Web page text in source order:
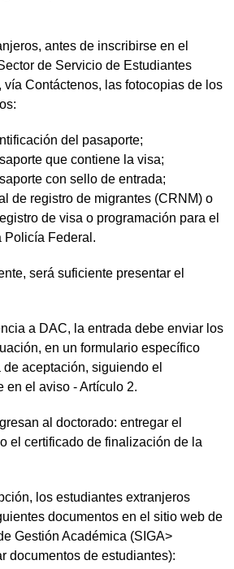
antes de inscribirse en el
de Servicio de Estudiantes
vía Contáctenos, las fotocopias de los
del pasaporte;
que contiene la visa;
con sello de entrada;
de registro de migrantes (CRNM) o
de visa o programación para el
Policía Federal.
será suficiente presentar el
a DAC, la entrada debe enviar los
en un formulario específico
aceptación, siguiendo el
en el aviso - Artículo 2.
al doctorado: entregar el
el certificado de finalización de la
los estudiantes extranjeros
documentos en el sitio web de
Gestión Académica (SIGA>
documentos de estudiantes):